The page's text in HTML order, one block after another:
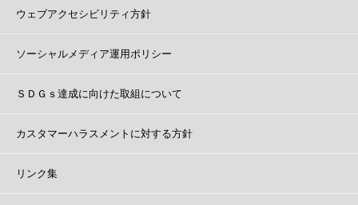
ウェブアクセシビリティ方針
ソーシャルメディア運用ポリシー
ＳＤＧｓ達成に向けた取組について
カスタマーハラスメントに対する方針
リンク集